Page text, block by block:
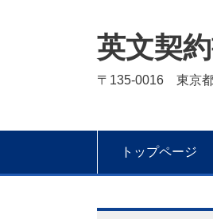
英文契
〒135-0016 東京
トップページ